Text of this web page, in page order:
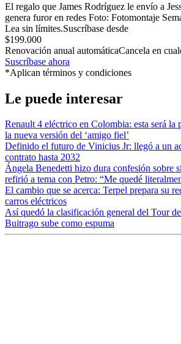
El regalo que James Rodríguez le envío a
genera furor en redes Foto: Fotomontaje
Lea sin límites.Suscríbase desde
$199.000
Renovación anual automáticaCancela en
Suscríbase ahora
*Aplican términos y condiciones
Le puede interesar
Renault 4 eléctrico en Colombia: esta será la
la nueva versión del ‘amigo fiel’
Definido el futuro de Vinicius Jr: llegó a un
contrato hasta 2032
Ángela Benedetti hizo dura confesión sobre
refirió a tema con Petro: “Me quedé
El cambio que se acerca: Terpel prepara su
carros eléctricos
Así quedó la clasificación general del Tour
Buitrago sube como espuma